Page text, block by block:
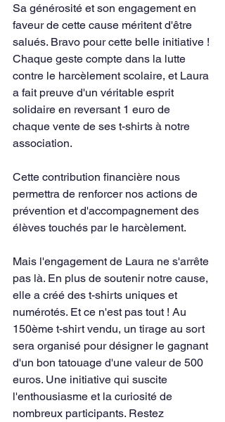
Sa générosité et son engagement en
faveur de cette cause méritent d'être
salués. Bravo pour cette belle initiative !
Chaque geste compte dans la lutte
contre le harcèlement scolaire, et Laura
a fait preuve d'un véritable esprit
solidaire en reversant 1 euro de
chaque vente de ses t-shirts à notre
association.
Cette contribution financière nous
permettra de renforcer nos actions de
prévention et d'accompagnement des
élèves touchés par le harcèlement.
Mais l'engagement de Laura ne s'arrête
pas là. En plus de soutenir notre cause,
elle a créé des t-shirts uniques et
numérotés. Et ce n'est pas tout ! Au
150ème t-shirt vendu, un tirage au sort
sera organisé pour désigner le gagnant
d'un bon tatouage d'une valeur de 500
euros. Une initiative qui suscite
l'enthousiasme et la curiosité de
nombreux participants. Restez